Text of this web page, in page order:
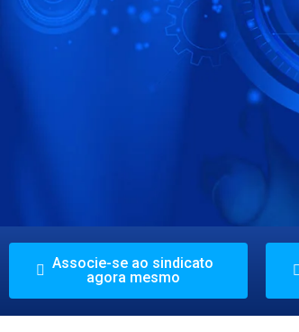
Faça o seu
com o menor preço do
Associe-se ao sindicato
agora mesmo